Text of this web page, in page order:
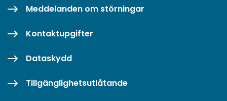
Meddelanden om störningar
Kontaktupgifter
Dataskydd
Tillgänglighetsutlåtande